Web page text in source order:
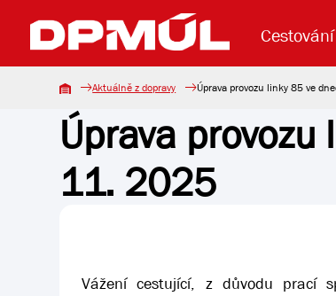
Uzavření mostu Dr. E. Beneše
Lanová dráha Reklama
Základní údaje Aktuality
Aktuálně z dopravy Úprava provozu linky 85 ve
Úprava
11. 2025
Vážení cestující, z důvodu prací